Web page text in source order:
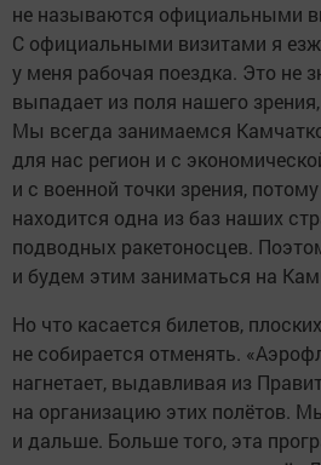
не называются официальными
С официальными визитами я
у меня рабочая поездка. Это не
выпадает из поля нашего
Мы всегда занимаемся
для нас регион и с
и с военной точки зрения,
находится одна из баз наших
подводных ракетоносцев.
и будем этим заниматься на
Но что касается билетов,
не собирается отменять.
нагнетает, выдавливая из
на организацию этих полётов.
и дальше. Больше того, эта